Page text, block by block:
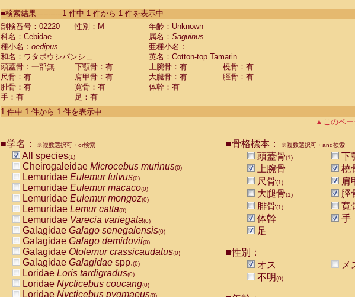
CebidaeSaguinus labiatus(0)
Cebidae Saguinus leucopus (0)
Cebidae
Cebidae
CebidaeSaguinus nigricollis (0)
Cebidae Saguinus oedipus
Cebidae Saguinus weddelli
Cebidae Saguinusspp.
Cebidae Aotus trivirgatus
Cebidae Cebus albifrons
CebidaeCebus nigrivittatus
CebidaeCebus
CebidaeSaimiri boliviensis(0)
CebidaeSaimiri sciureus(0)
AtelidaeAlouatta caraya(0)
AtelidaeAlouatta fusca(0)
AtelidaeAlouatta seniculus
AtelidaeAlouattaspp.(0)
AtelidaeAteles belzebuth(0)
AtelidaeAteles geoffroyi(0)
AtelidaeAteles paniscus(0)
AtelidaeAtelesspp.(0)
Atelidae Lagothrix lagothricha
AtelidaeLagothrix lagothricha cana
PitheciidaeCacajao calvus rubicundus
■検索結果-----------1 件中 1 件から 1 件を表示中
剖検番号：02220
性別：M
年齢：Unknown
科名：Cebidae
属名： Saguinus
種小名： oedipus
亜種小名：
和名：ワタボウシパンシェ
英名：Cotton-top Tamarin
頭蓋骨：一部無
下顎骨：有 上腕骨：有
橈骨：有
尺骨：有
肩甲骨：有 大腿骨：有
脛骨：有
腓骨：有
寛骨：有
体幹：有
手：有
足：有
1 件中 1 件から 1 件を表示中
▲このペー
■学名： ※複数選択可・or検索
All species(1)
Cheirogaleidae Microcebus murinus(0)
Lemuridae Eulemur fulvus(0)
Lemuridae Eulemur macaco(0)
Lemuridae Eulemur mongoz(0)
Lemuridae Lemur catta(0)
Lemuridae Varecia variegata(0)
Galagidae Galago senegalensis(0)
Galagidae Galago demidovii(0)
Galagidae Otolemur crassicaudatus(0)
Galagidae Galagidae spp.(0)
Loridae Loris tardigradus(0)
Loridae Nycticebus coucang(0)
Loridae Nycticebus pygmaeus(0)
■骨格標本： ※複数選択可・and検索
頭蓋骨(1) 下
上腕骨
橈
尺骨(1)
肩
大腿骨(1)
脛
腓骨(1) 寛
体幹
手
足
■性別：
オス
メ
不明(0)